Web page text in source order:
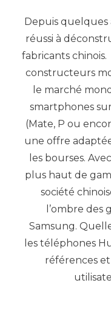
Depuis quelques
réussi à
fabricants chinois.
constructeurs
le marché
smartphones
(Mate, P ou
une offre
les bourses.
plus haut de
société
l’ombre des
Samsung.
les téléphones
références